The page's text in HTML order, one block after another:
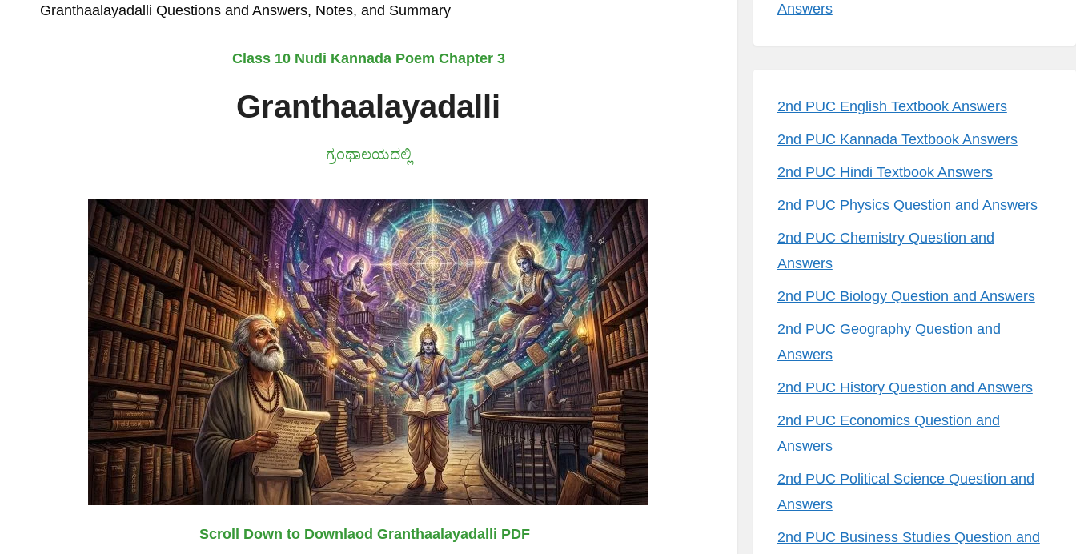
Granthaalayadalli Questions and Answers, Notes, and Summary
Class 10 Nudi Kannada Poem Chapter 3
Granthaalayadalli
ಗ್ರಂಥಾಲಯದಲ್ಲಿ
Scroll Down to Downlaod Granthaalayadalli PDF
Answers
2nd PUC English Textbook Answers
2nd PUC Kannada Textbook Answers
2nd PUC Hindi Textbook Answers
2nd PUC Physics Question and Answers
2nd PUC Chemistry Question and
Answers
2nd PUC Biology Question and Answers
2nd PUC Geography Question and
Answers
2nd PUC History Question and Answers
2nd PUC Economics Question and
Answers
2nd PUC Political Science Question and
Answers
2nd PUC Business Studies Question and